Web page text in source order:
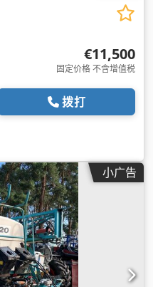
€11,500
固定价格 不含增值税
拨打
小广告